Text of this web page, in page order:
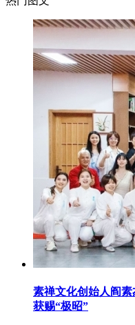
素禅文化创始人阎
获赐“极昭”